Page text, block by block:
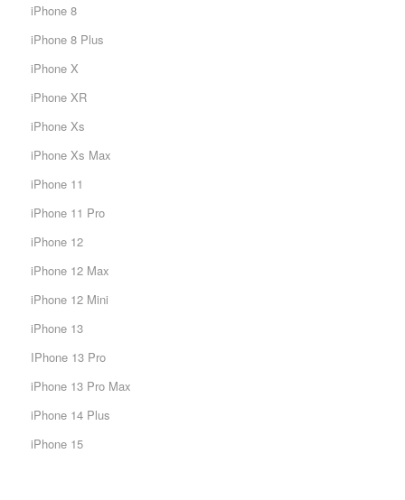
iPhone 8
iPhone 8 Plus
iPhone X
iPhone XR
iPhone Xs
iPhone Xs Max
iPhone 11
iPhone 11 Pro
iPhone 12
iPhone 12 Max
iPhone 12 Mini
iPhone 13
IPhone 13 Pro
iPhone 13 Pro Max
iPhone 14 Plus
iPhone 15